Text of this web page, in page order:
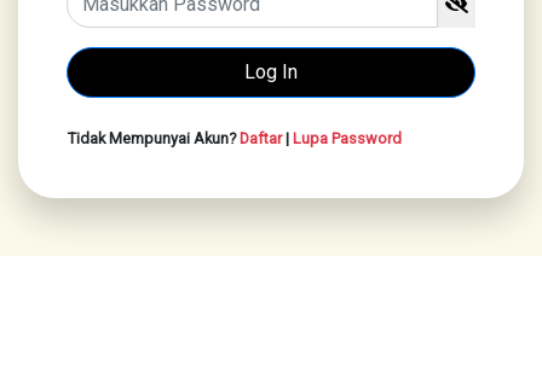
Tidak Mempunyai Akun?Daftar| Lupa Password